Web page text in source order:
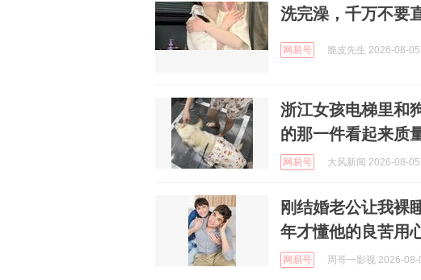
洗完澡，千万不要
网易号 脆皮先生 2026-08-05
浙江女孩电梯里和
的那一件看起来质
网易号 大风新闻 2026-08-05
刚结婚老公让我裸
年才懂他的良苦用
网易号 周哥一影视 2026-08-